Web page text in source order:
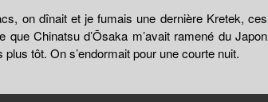
on dînait et je fumais une dernière Kretek, ces
Chinatsu d’Ōsaka m’avait ramené du Japon
tôt. On s’endormait pour une courte nuit.